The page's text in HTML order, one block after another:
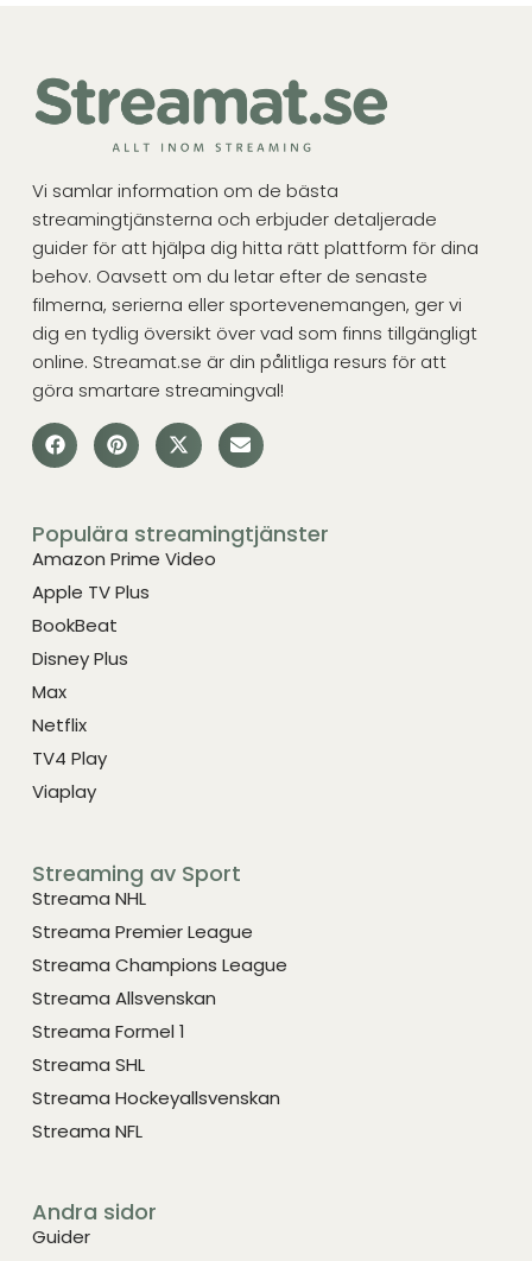
Vi samlar information om de bästa
streamingtjänsterna och erbjuder detaljerade
guider för att hjälpa dig hitta rätt plattform för dina
behov. Oavsett om du letar efter de senaste
filmerna, serierna eller sportevenemangen, ger vi
dig en tydlig översikt över vad som finns tillgängligt
online. Streamat.se är din pålitliga resurs för att
göra smartare streamingval!
Populära streamingtjänster
Amazon Prime Video
Apple TV Plus
BookBeat
Disney Plus
Max
Netflix
TV4 Play
Viaplay
Streaming av Sport
Streama NHL
Streama Premier League
Streama Champions League
Streama Allsvenskan
Streama Formel 1
Streama SHL
Streama Hockeyallsvenskan
Streama NFL
Andra sidor
Guider